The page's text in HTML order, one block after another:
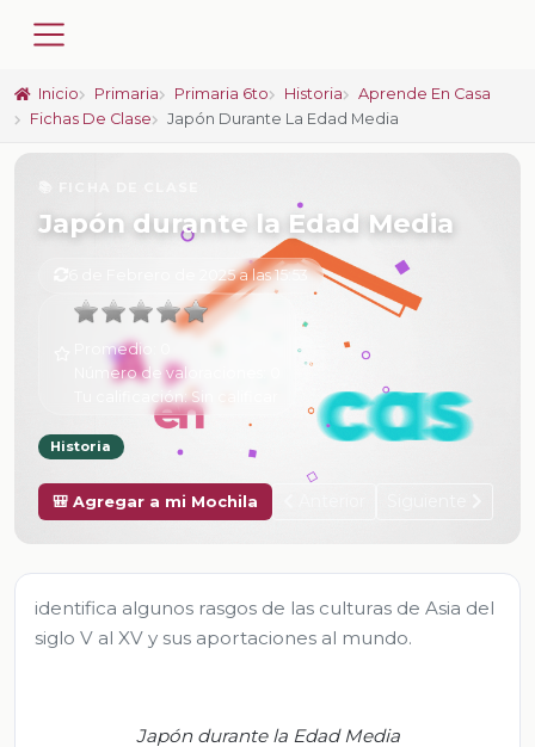
Inicio Primaria Primaria 6to Historia
Aprende En Casa
Fichas De Clase
Japón Durante La Edad Media
Japón durante la Edad Media
6 de Febrero de 2025 a las 15:53
Promedio:
Número de valoraciones:
Tu calificación:Sin calificar
Historia
🎒 Agregar a mi Mochila
identifica algunos rasgos de las culturas de Asia del
siglo V al XV y sus aportaciones al mundo.
Japón durante la Edad Media